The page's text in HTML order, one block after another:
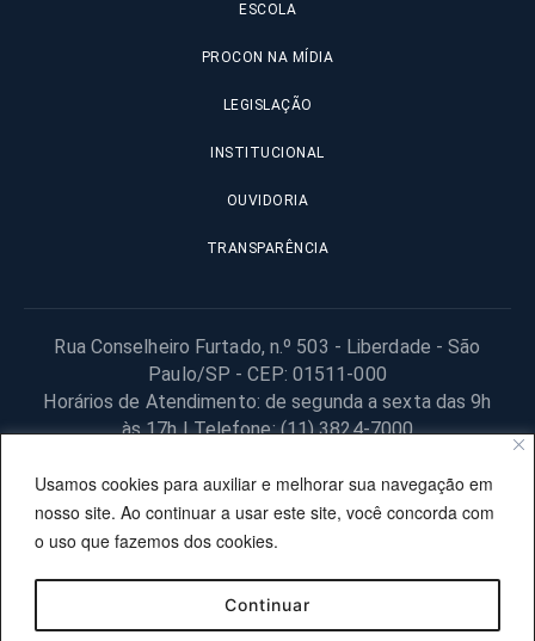
Usamos cookies para auxiliar e melhorar sua navegação em
nosso site. Ao continuar a usar este site, você concorda com
o uso que fazemos dos cookies.
Continuar
ESCOLA
PROCON NA MÍDIA
LEGISLAÇÃO
INSTITUCIONAL
OUVIDORIA
TRANSPARÊNCIA
Rua Conselheiro Furtado, n.º 503 - Liberdade - São
Paulo/SP - CEP: 01511-000
Horários de Atendimento: de segunda a sexta das 9h
às 17h | Telefone: (11) 3824-7000
© 2025 Fundação Procon – SP – Todos os direitos reservados. |
Site desenvolvido pela PRODESP.